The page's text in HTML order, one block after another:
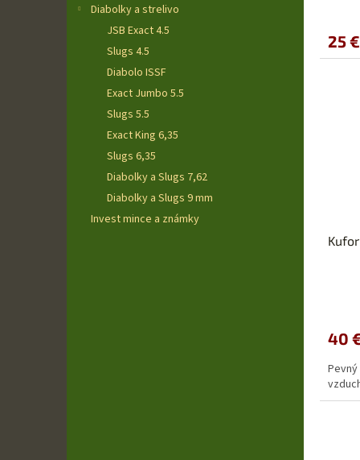
Diabolky a strelivo
JSB Exact 4.5
Slugs 4.5
Diabolo ISSF
Exact Jumbo 5.5
Slugs 5.5
Exact King 6,35
Slugs 6,35
Diabolky a Slugs 7,62
Diabolky a Slugs 9 mm
Invest mince a známky
25 €
40